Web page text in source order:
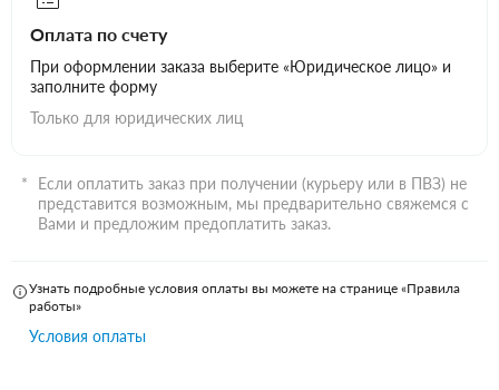
Оплата по счету
При оформлении заказа выберите «Юридическое лицо» и
заполните форму
Только для юридических лиц
Если оплатить заказ при получении (курьеру или в ПВЗ) не
представится возможным, мы предварительно свяжемся с
Вами и предложим предоплатить заказ.
Узнать подробные условия оплаты вы можете на странице «Правила
работы»
Условия оплаты